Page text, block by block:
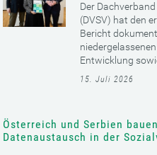
Der
(DVSV) hat den
Bericht
Entwicklung
15. Juli 2026
Österreich und Serbien
Datenaustausch in der